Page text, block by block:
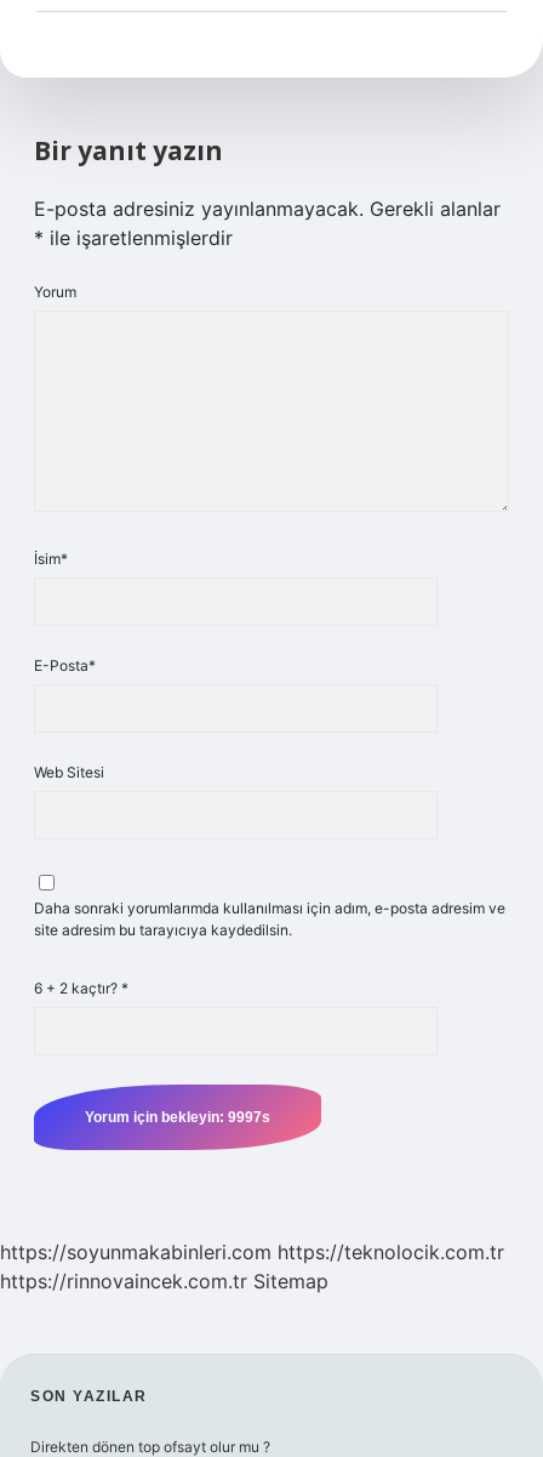
Bir yanıt yazın
E-posta adresiniz yayınlanmayacak. Gerekli alanlar
* ile işaretlenmişlerdir
Yorum
İsim*
E-Posta*
Web Sitesi
Daha sonraki yorumlarımda kullanılması için adım, e-posta adresim ve
site adresim bu tarayıcıya kaydedilsin.
6 + 2 kaçtır? *
https://soyunmakabinleri.com https://teknolocik.com.tr
https://rinnovaincek.com.tr Sitemap
SIDEBAR
SON YAZILAR
Direkten dönen top ofsayt olur mu ?